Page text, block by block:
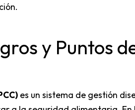
y Puntos
es un sistema de gestión